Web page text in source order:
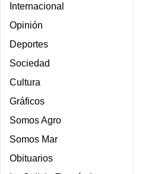
Internacional
Opinión
Deportes
Sociedad
Cultura
Gráficos
Somos Agro
Somos Mar
Obituarios